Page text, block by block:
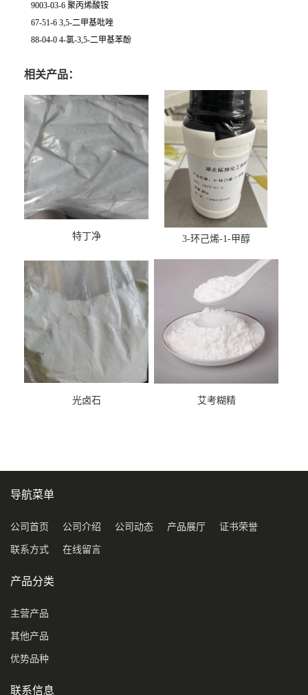
9003-03-6 聚丙烯酸铵
67-51-6 3,5-二甲基吡唑
88-04-0 4-氯-3,5-二甲基苯酚
相关产品：
特丁净 3-环己烯-1-甲醇
光卤石 艾考糊精
导航菜单
公司首页 公司介绍 公司动态 产品展厅 证书荣誉
联系方式 在线留言
产品分类
主营产品
其他产品
优势品种
联系信息